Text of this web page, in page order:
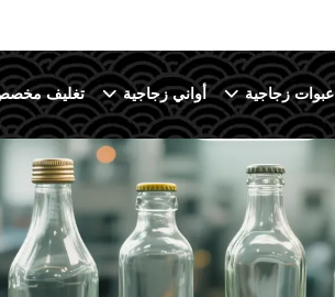
عبوات زجاجية أواني زجاجية تغليف